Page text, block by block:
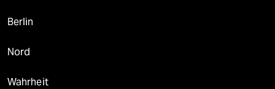
Berlin
Nord
Wahrheit